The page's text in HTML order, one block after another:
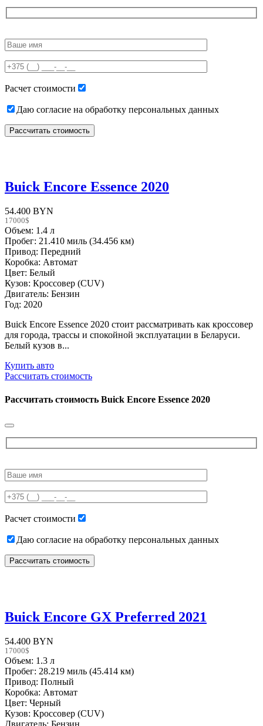
leave
field
empty.
Расчет стоимости
Даю согласие на обработку персональных данных
Buick Encore Essence 2020
54.400 BYN
17000$
Объем: 1.4 л
Пробег: 21.410 миль (34.456 км)
Привод: Передний
Коробка: Автомат
Цвет: Белый
Кузов: Кроссовер (CUV)
Двигатель: Бензин
Год: 2020
Buick Encore Essence 2020 стоит рассматривать как кроссовер
для города, трассы и спокойной эксплуатации в Беларуси.
Белый кузов в...
Купить авто
Рассчитать стоимость
Рассчитать стоимость Buick Encore Essence 2020
leave
field
empty.
Расчет стоимости
Даю согласие на обработку персональных данных
Buick Encore GX Preferred 2021
54.400 BYN
17000$
Объем: 1.3 л
Пробег: 28.219 миль (45.414 км)
Привод: Полный
Коробка: Автомат
Цвет: Черный
Кузов: Кроссовер (CUV)